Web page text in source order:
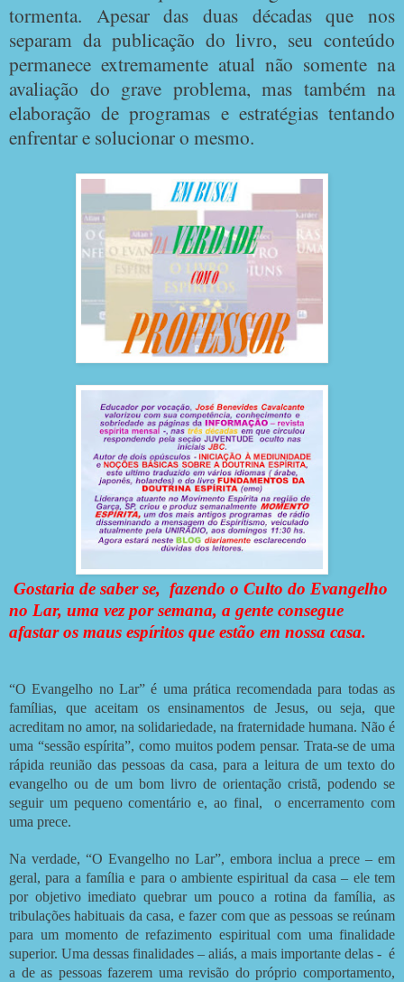
tormenta. Apesar das duas décadas que nos
separam da publicação do livro, seu conteúdo
permanece extremamente atual não somente na
avaliação do grave problema, mas também na
elaboração de programas e estratégias tentando
enfrentar e solucionar o mesmo.
Gostaria de saber se, fazendo o Culto do Evangelho
no Lar, uma vez por semana, a gente consegue
afastar os maus espíritos que estão em nossa casa.
“O Evangelho no Lar” é uma prática recomendada para todas as
famílias, que aceitam os ensinamentos de Jesus, ou seja, que
acreditam no amor, na solidariedade, na fraternidade humana. Não é
uma “sessão espírita”, como muitos podem pensar. Trata-se de uma
rápida reunião das pessoas da casa, para a leitura de um texto do
evangelho ou de um bom livro de orientação cristã, podendo se
seguir um pequeno comentário e, ao final, o encerramento com
uma prece.
Na verdade, “O Evangelho no Lar”, embora inclua a prece – em
geral, para a família e para o ambiente espiritual da casa – ele tem
por objetivo imediato quebrar um pouco a rotina da família, as
tribulações habituais da casa, e fazer com que as pessoas se reúnam
para um momento de refazimento espiritual com uma finalidade
superior. Uma dessas finalidades – aliás, a mais importante delas - é
a de as pessoas fazerem uma revisão do próprio comportamento,